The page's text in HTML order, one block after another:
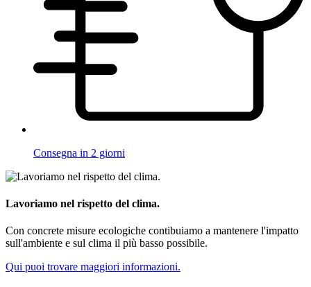
Consegna in 2 giorni
Lavoriamo nel rispetto del clima.
Con concrete misure ecologiche contibuiamo a mantenere l'impatto
sull'ambiente e sul clima il più basso possibile.
Qui puoi trovare maggiori informazioni.